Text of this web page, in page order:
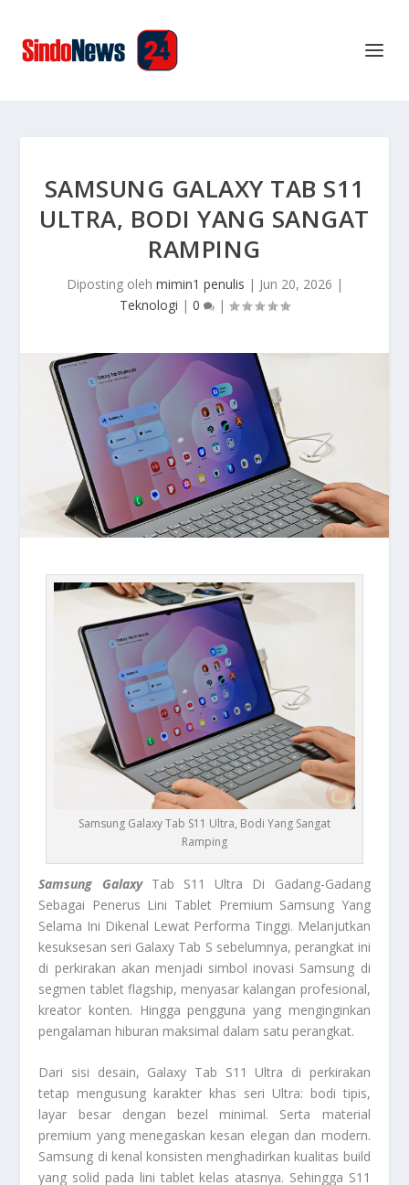
SAMSUNG GALAXY TAB S11
ULTRA, BODI YANG SANGAT
RAMPING
Diposting oleh mimin1 penulis | Jun 20, 2026 |
Teknologi | 0 |
Samsung Galaxy Tab S11 Ultra, Bodi Yang Sangat
Ramping
Samsung Galaxy Tab S11 Ultra Di Gadang-Gadang
Sebagai Penerus Lini Tablet Premium Samsung Yang
Selama Ini Dikenal Lewat Performa Tinggi. Melanjutkan
kesuksesan seri Galaxy Tab S sebelumnya, perangkat ini
di perkirakan akan menjadi simbol inovasi Samsung di
segmen tablet flagship, menyasar kalangan profesional,
kreator konten. Hingga pengguna yang menginginkan
pengalaman hiburan maksimal dalam satu perangkat.
Dari sisi desain, Galaxy Tab S11 Ultra di perkirakan
tetap mengusung karakter khas seri Ultra: bodi tipis,
layar besar dengan bezel minimal. Serta material
premium yang menegaskan kesan elegan dan modern.
Samsung di kenal konsisten menghadirkan kualitas build
yang solid pada lini tablet kelas atasnya. Sehingga S11